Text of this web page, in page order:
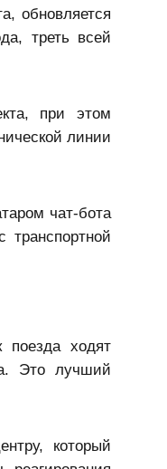
обновляется
треть всей
при этом
линии
чат-бота
транспортной
ходят
Это лучший
который